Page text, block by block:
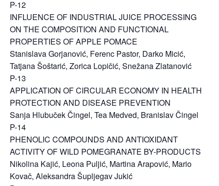
P-12
INFLUENCE OF INDUSTRIAL JUICE PROCESSING
ON THE COMPOSITION AND FUNCTIONAL
PROPERTIES OF APPLE POMACE
Stanislava Gorjanović, Ferenc Pastor, Darko Micić,
Tatjana Šoštarić, Zorica Lopičić, Snežana Zlatanović
P-13
APPLICATION OF CIRCULAR ECONOMY IN HEALTH
PROTECTION AND DISEASE PREVENTION
Sanja Hlubuček Čingel, Tea Medved, Branislav Čingel
P-14
PHENOLIC COMPOUNDS AND ANTIOXIDANT
ACTIVITY OF WILD POMEGRANATE BY-PRODUCTS
Nikolina Kajić, Leona Puljić, Martina Arapović, Mario
Kovač, Aleksandra Šupljegav Jukić